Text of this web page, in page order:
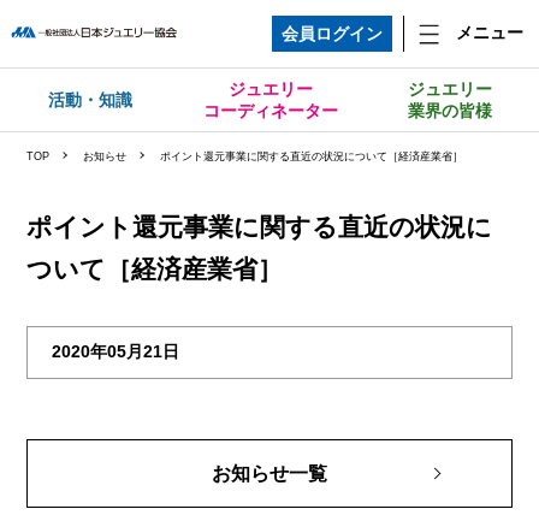
会員ログイン メニュー
活動・知識
ジュエリー
コーディネーター
ジュエリー
業界の皆様
TOP お知らせ ポイント還元事業に関する直近の状況について［経済産業省］
ポイント還元事業に関する直近の状況に
ついて［経済産業省］
2020年05月21日
お知らせ一覧